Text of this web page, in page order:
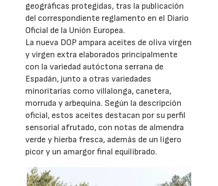
geográficas protegidas, tras la publicación
del correspondiente reglamento en el Diario
Oficial de la Unión Europea.
La nueva DOP ampara aceites de oliva virgen
y virgen extra elaborados principalmente
con la variedad autóctona serrana de
Espadán, junto a otras variedades
minoritarias como villalonga, canetera,
morruda y arbequina. Según la descripción
oficial, estos aceites destacan por su perfil
sensorial afrutado, con notas de almendra
verde y hierba fresca, además de un ligero
picor y un amargor final equilibrado.